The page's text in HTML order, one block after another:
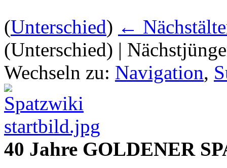
(Unterschied) ←
(Unterschied) |
Wechseln zu: Navigation,
40 Jahre GOLDENER